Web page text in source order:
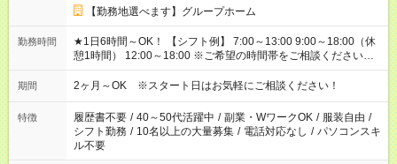
【勤務地選べます】グループホーム
勤務時間
★1日6時間～OK！ 【シフト例】 7:00～13:00 9:00～18:00（休
憩1時間） 12:00～18:00 ※ご希望の時間帯をご相談ください。
※日勤、夜勤のみ、変則的な勤務等も相談OK！
期間 2ヶ月～OK ※スタート日はお気軽にご相談ください！
特徴 履歴書不要 / 40～50代活躍中 / 副業・WワークOK / 服装自由 /
シフト勤務 / 10名以上の大量募集 / 電話対応なし / パソコンスキ
ル不要